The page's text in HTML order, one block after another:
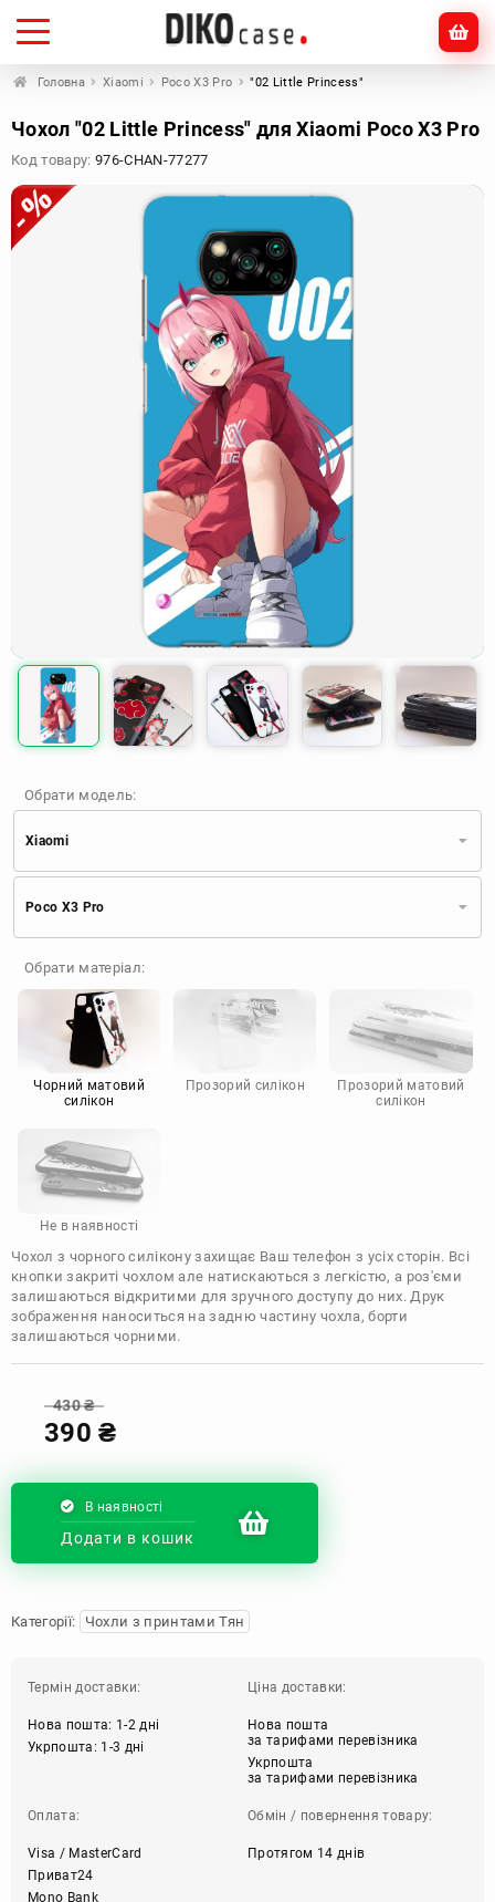
Головна Xiaomi Poco X3 Pro "02 Little Princess"
Чохол "02 Little Princess" для Xiaomi Poco X3 Pro
Код товару: 976-CHAN-77277
Обрати модель:
Xiaomi
Apple
Huawei
TECNO
Google
Doogee
Infinix
Sony
Motorola
Poco X3 Pro
Обрати матеріал:
Чорний матовий
силікон
Прозорий силікон
Прозорий матовий
силікон
Не в наявності
Чохол з чорного силікону захищає Ваш телефон з усіх сторін. Всі
кнопки закриті чохлом але натискаються з легкістю, а роз'єми
залишаються відкритими для зручного доступу до них. Друк
зображення наноситься на задню частину чохла, борти
залишаються чорними.
430₴
390₴
В наявності
Додати в кошик
Категорії: Чохли з принтами Тян
Термін доставки:
Нова пошта: 1-2 дні
Укрпошта: 1-3 дні
Ціна доставки:
Нова пошта
за тарифами перевізника
Укрпошта
за тарифами перевізника
Оплата:
Visa / MasterCard
Приват24
Mono Bank
Обмін / повернення товару:
Протягом 14 днів